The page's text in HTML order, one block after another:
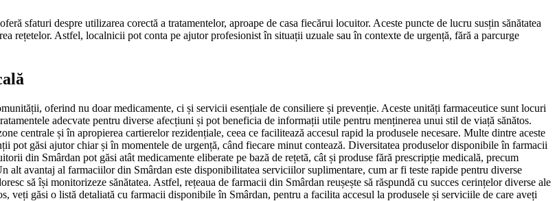
sfaturi despre utilizarea corectă a tratamentelor, aproape de casa fiecărui locuitor. Aceste puncte de lucru susțin sănătatea
rețetelor. Astfel, localnicii pot conta pe ajutor profesionist în situații uzuale sau în contexte de urgență, fără a parcurge
oferind nu doar medicamente, ci și servicii esențiale de consiliere și prevenție. Aceste unități farmaceutice sunt locuri
adecvate pentru diverse afecțiuni și pot beneficia de informații utile pentru menținerea unui stil de viață sănătos.
centrale și în apropierea cartierelor rezidențiale, ceea ce facilitează accesul rapid la produsele necesare. Multe dintre aceste
pot găsi ajutor chiar și în momentele de urgență, când fiecare minut contează. Diversitatea produselor disponibile în farmacii
din Smârdan pot găsi atât medicamente eliberate pe bază de rețetă, cât și produse fără prescripție medicală, precum
alt avantaj al farmaciilor din Smârdan este disponibilitatea serviciilor suplimentare, cum ar fi teste rapide pentru diverse
să își monitorizeze sănătatea. Astfel, rețeaua de farmacii din Smârdan reușește să răspundă cu succes cerințelor diverse ale
găsi o listă detaliată cu farmacii disponibile în Smârdan, pentru a facilita accesul la produsele și serviciile de care aveți